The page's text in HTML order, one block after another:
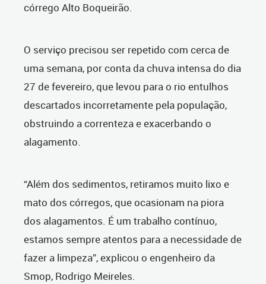
córrego Alto Boqueirão.
O serviço precisou ser repetido com cerca de
uma semana, por conta da chuva intensa do dia
27 de fevereiro, que levou para o rio entulhos
descartados incorretamente pela população,
obstruindo a correnteza e exacerbando o
alagamento.
“Além dos sedimentos, retiramos muito lixo e
mato dos córregos, que ocasionam na piora
dos alagamentos. É um trabalho contínuo,
estamos sempre atentos para a necessidade de
fazer a limpeza”, explicou o engenheiro da
Smop, Rodrigo Meireles.